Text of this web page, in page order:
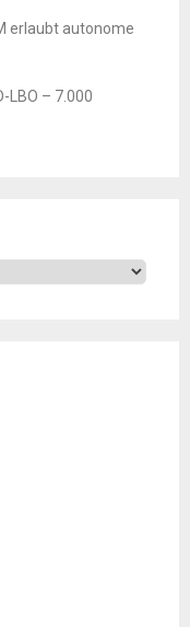
erlaubt autonome
LBO – 7.000